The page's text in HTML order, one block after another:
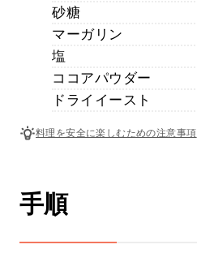
砂糖
マーガリン
塩
ココアパウダー
ドライイースト
料理を安全に楽しむための注意事項
手順